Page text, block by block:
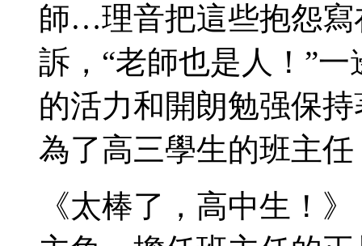
師…理音把這些抱怨寫
訴，“老師也是人！”
的活力和開朗勉强保
為了高三學生的班主
《太棒了，高中生！